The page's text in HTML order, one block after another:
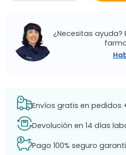
¿Necesitas ayuda?
Envíos gratis en pedidos
Devolución en 14 días
Pago 100% seguro